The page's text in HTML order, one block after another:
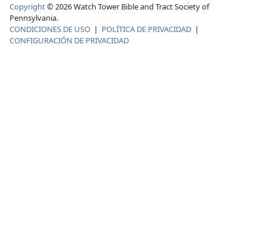
Copyright© 2026Watch Tower Bible and Tract Society of
Pennsylvania.
CONDICIONES DE USO | POLÍTICA DE PRIVACIDAD |
CONFIGURACIÓN DE PRIVACIDAD